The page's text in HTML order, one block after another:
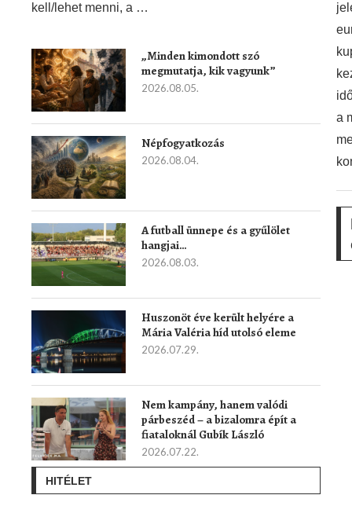
kell/lehet menni, a …
„Minden kimondott szó
megmutatja, kik vagyunk”
2026.08.05.
Népfogyatkozás
2026.08.04.
A futball ünnepe és a gyűlölet
hangjai…
2026.08.03.
Huszonöt éve került helyére a
Mária Valéria híd utolsó eleme
2026.07.29.
Nem kampány, hanem valódi
párbeszéd – a bizalomra épít a
fiataloknál Gubík László
2026.07.22.
HITÉLET
a